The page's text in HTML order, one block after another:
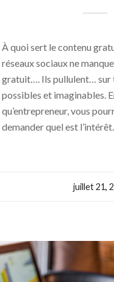
À quoi sert le contenu
réseaux sociaux ne
gratuit…. Ils pullulent… sur
possibles et imaginables.
qu’entrepreneur, vous
demander quel est
juillet 21,